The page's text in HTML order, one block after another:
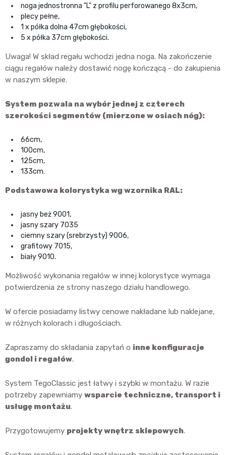
noga jednostronna "L" z profilu perforowanego 8x3cm,
plecy pełne,
1 x półka dolna 47cm głębokości,
5 x półka 37cm głębokości.
Uwaga! W skład regału wchodzi jedna noga. Na zakończenie
ciągu regałów należy dostawić nogę kończącą - do zakupienia
w naszym sklepie.
System pozwala na wybór jednej z czterech
szerokości segmentów (mierzone w osiach nóg):
66cm,
100cm,
125cm,
133cm.
Podstawowa kolorystyka wg wzornika RAL:
jasny beż 9001,
jasny szary 7035
ciemny szary (srebrzysty) 9006,
grafitowy 7015,
biały 9010.
Możliwość wykonania regałów w innej kolorystyce wymaga
potwierdzenia ze strony naszego działu handlowego.
W ofercie posiadamy listwy cenowe nakładane lub naklejane,
w różnych kolorach i długościach.
Zapraszamy do składania zapytań o inne konfiguracje
gondol i regałów.
System TegoClassic jest łatwy i szybki w montażu. W razie
potrzeby zapewniamy wsparcie techniczne, transport i
usługę montażu.
Przygotowujemy projekty wnętrz sklepowych.